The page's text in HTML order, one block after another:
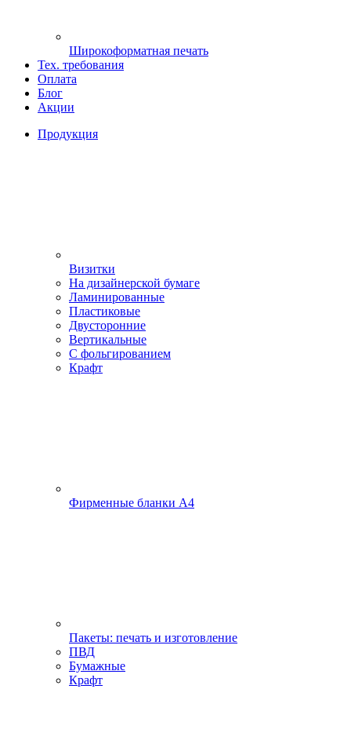
Широкоформатная печать
Тех. требования
Оплата
Блог
Акции
Продукция
Визитки
На дизайнерской бумаге
Ламинированные
Пластиковые
Двусторонние
Вертикальные
С фольгированием
Крафт
Фирменные бланки А4
Пакеты: печать и изготовление
ПВД
Бумажные
Крафт